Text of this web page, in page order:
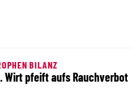
BILANZ
Wirt pfeift aufs Rauchverbot